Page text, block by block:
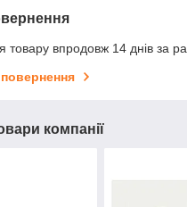
товару впродовж 14 днів за
компанії